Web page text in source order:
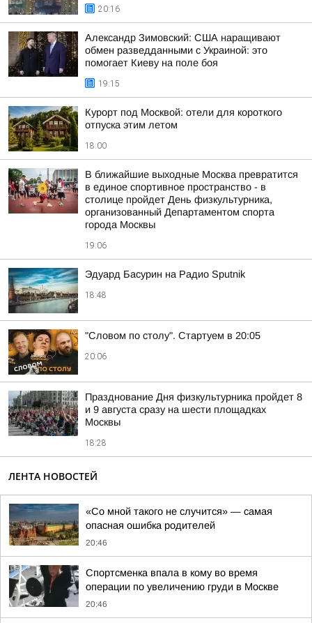
20:16
Александр Зимовский: США наращивают
обмен разведданными с Украиной: это
помогает Киеву на поле боя
19:15
Курорт под Москвой: отели для короткого
отпуска этим летом
18:00
В ближайшие выходные Москва превратится
в единое спортивное пространство - в
столице пройдет День физкультурника,
организованный Департаментом спорта
города Москвы
19:06
Эдуард Басурин на Радио Sputnik
18:48
"Словом по столу". Стартуем в 20:05
20:06
Празднование Дня физкультурника пройдет 8
и 9 августа сразу на шести площадках
Москвы
18:28
ЛЕНТА НОВОСТЕЙ
«Со мной такого не случится» — самая
опасная ошибка родителей
20:46
Спортсменка впала в кому во время
операции по увеличению груди в Москве
20:46